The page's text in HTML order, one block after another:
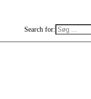
Search for: